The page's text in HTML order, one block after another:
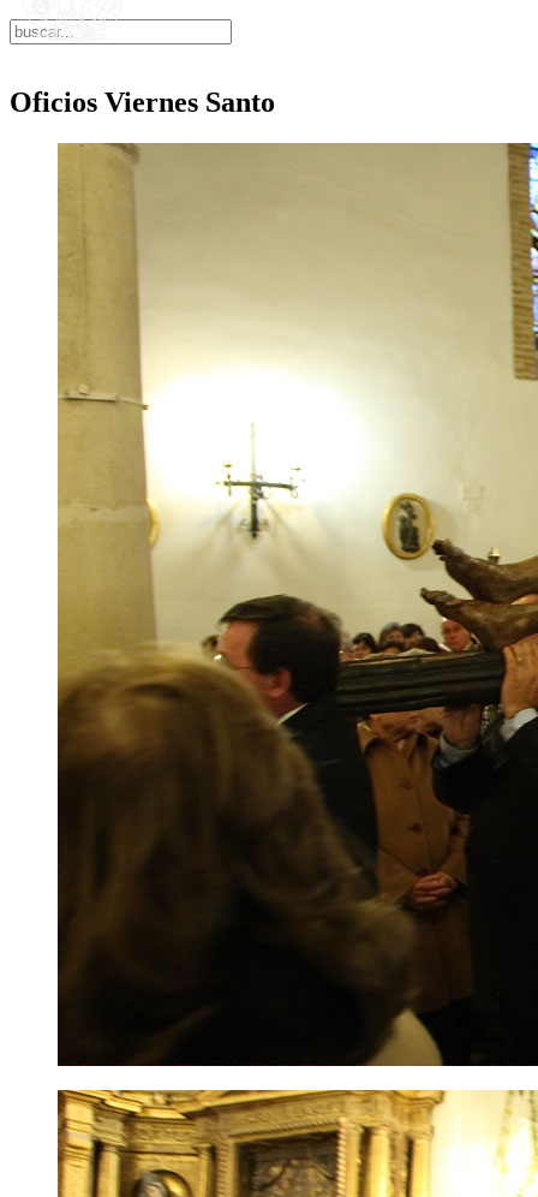
Oficios Viernes Santo